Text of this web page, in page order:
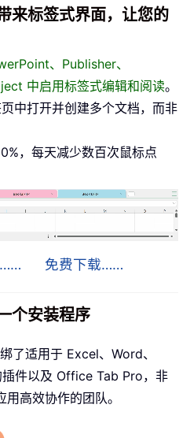
来标签式界面，让您的
、Publisher、
中启用标签式编辑和阅读。
中打开并创建多个文档，而非
，每天减少数百次鼠标点
…… 免费下载……
个安装程序
了适用于 Excel、Word、
件以及 Office Tab Pro，非
高效协作的团队。